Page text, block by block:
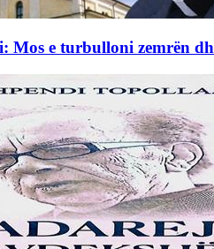
Mos e turbulloni zemrën